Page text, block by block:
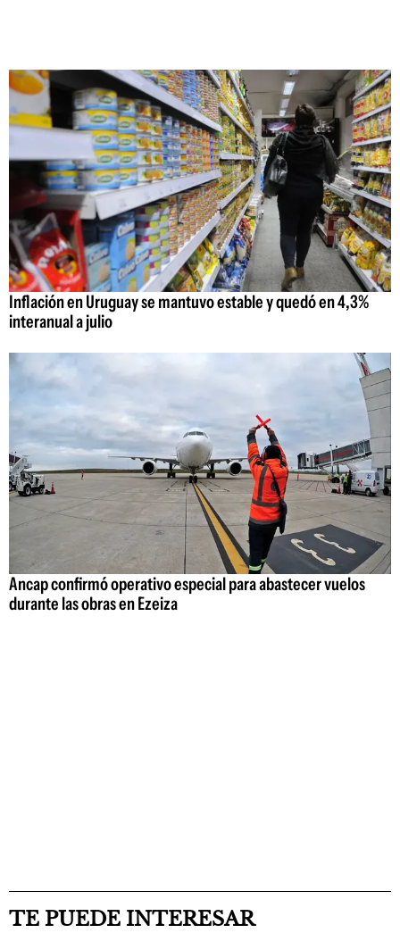
Inflación en Uruguay se mantuvo estable y quedó en 4,3%
interanual a julio
Ancap confirmó operativo especial para abastecer vuelos
durante las obras en Ezeiza
TE PUEDE INTERESAR